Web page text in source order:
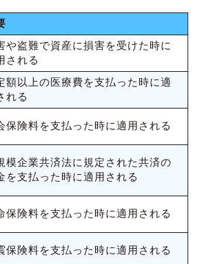
や盗難で資産に損害を受けた時に
される
額以上の医療費を支払った時に適
れる
保険料を支払った時に適用される
模企業共済法に規定された共済の
を支払った時に適用される
保険料を支払った時に適用される
保険料を支払った時に適用される